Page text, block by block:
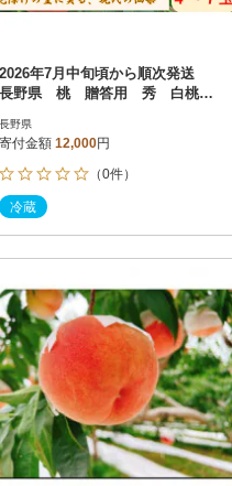
2026年7月中旬頃から順次発送
長野県 桃 贈答用 秀 白桃品
長野県
寄付金額 12,000円
（0件）
冷蔵